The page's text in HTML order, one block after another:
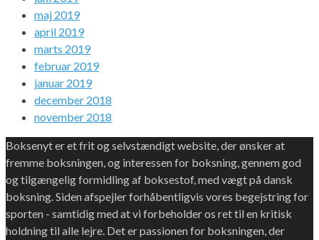
maj 2019
april 2019
marts 2019
februar 2019
januar 2019
december 2018
november 2018
Boksenyt er et frit og selvstændigt website, der ønsker at
fremme boksningen, og interessen for boksning, gennem god
og tilgængelig formidling af boksestof, med vægt på dansk
boksning. Siden afspejler forhåbentligvis vores begejstring for
sporten - samtidig med at vi forbeholder os ret til en kritisk
holdning til alle lejre. Det er passionen for boksningen, der